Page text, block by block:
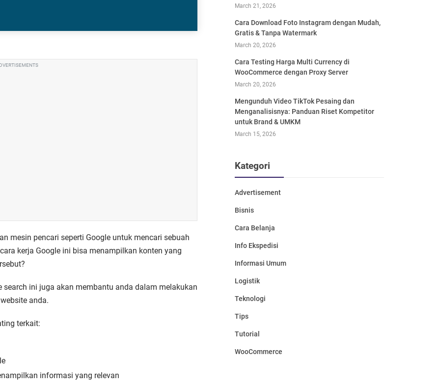
mesin pencari seperti Google untuk mencari sebuah
kerja Google ini bisa menampilkan konten yang
ini juga akan membantu anda dalam melakukan
anda.
terkait:
informasi yang relevan
March 21, 2026
Cara Download Foto Instagram dengan Mudah,
Gratis & Tanpa Watermark
March 20, 2026
Cara Testing Harga Multi Currency di
WooCommerce dengan Proxy Server
March 20, 2026
Mengunduh Video TikTok Pesaing dan
Menganalisisnya: Panduan Riset Kompetitor
untuk Brand & UMKM
March 15, 2026
Kategori
Advertisement
Bisnis
Cara Belanja
Info Ekspedisi
Informasi Umum
Logistik
Teknologi
Tips
Tutorial
WooCommerce